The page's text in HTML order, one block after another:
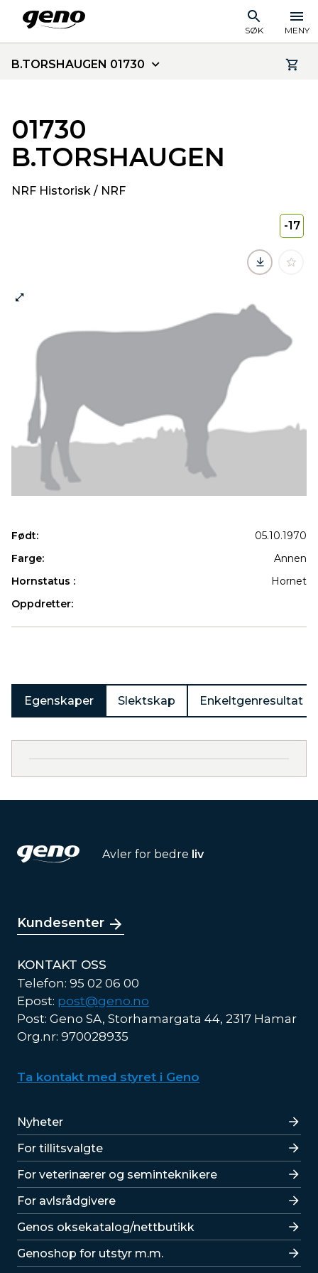
SØK MENY
B.TORSHAUGEN 01730
01730
B.TORSHAUGEN
NRF Historisk / NRF
-17
Født:
05.10.1970
Farge:
Annen
Hornstatus :
Hornet
Oppdretter:
Egenskaper Slektskap Enkeltgenresultat
Avler for bedre liv
Kundesenter
KONTAKT OSS
Telefon: 95 02 06 00
Epost: post@geno.no
Post: Geno SA, Storhamargata 44, 2317 Hamar
Org.nr: 970028935
Ta kontakt med styret i Geno
Lenker
Nyheter
For tillitsvalgte
For veterinærer og seminteknikere
For avlsrådgivere
Lenker
Genos oksekatalog/nettbutikk
Genoshop for utstyr m.m.